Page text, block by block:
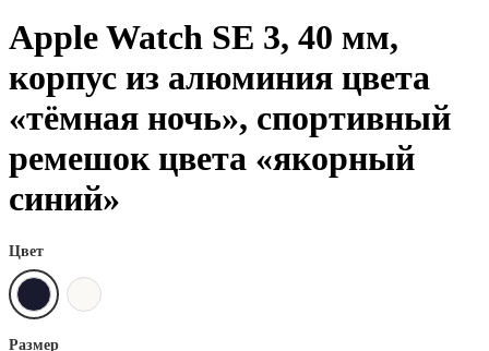
Apple Watch SE 3, 40 мм,
корпус из алюминия цвета
«тёмная ночь», спортивный
ремешок цвета «якорный
синий»
Цвет
Размер